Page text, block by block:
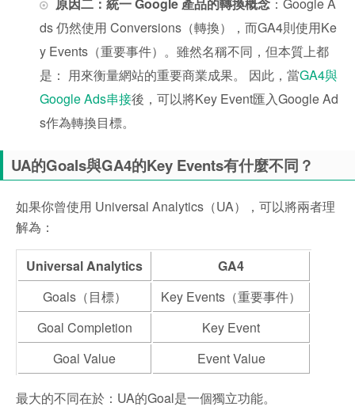
ds 仍然使用 Conversions（轉換），而GA4則使用Ke
y Events（重要事件）。雖然名稱不同，但本質上都
是： 用來衡量網站的重要商業成果。 因此，當GA4與
Google Ads串接後，可以將Key Event匯入Google Ad
s作為轉換目標。
UA的Goals與GA4的Key Events有什麼不同？
如果你曾使用 Universal Analytics（UA），可以將兩者理
解為：
Universal Analytics
GA4
Goals（目標）
Key Events（重要事件）
Goal Completion
Key Event
Goal Value
Event Value
最大的不同在於：UA的Goal是一個獨立功能。